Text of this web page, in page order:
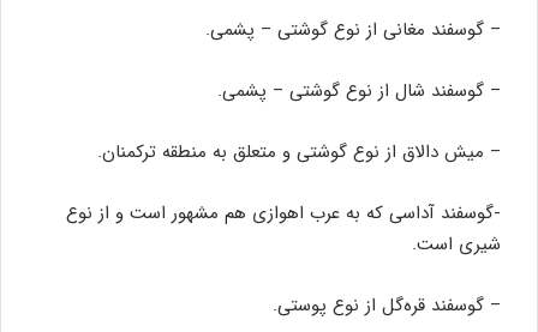
– گوسفند مغانی از نوع گوشتی – پشمی.
– گوسفند شال از نوع گوشتی – پشمی.
– میش دالاق از نوع گوشتی و متعلق به منطقه ترکمنان.
-گوسفند آداسی که به عرب اهوازی هم مشهور است و از نوع
شیری است.
– گوسفند قره‌گل از نوع پوستی.